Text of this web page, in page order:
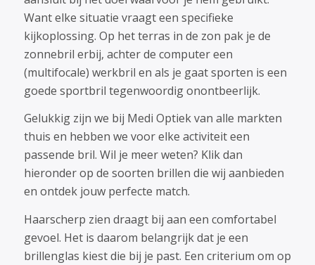
Want elke situatie vraagt een specifieke
kijkoplossing. Op het terras in de zon pak je de
zonnebril erbij, achter de computer een
(multifocale) werkbril en als je gaat sporten is een
goede sportbril tegenwoordig onontbeerlijk.
Gelukkig zijn we bij Medi Optiek van alle markten
thuis en hebben we voor elke activiteit een
passende bril. Wil je meer weten? Klik dan
hieronder op de soorten brillen die wij aanbieden
en ontdek jouw perfecte match.
Haarscherp zien draagt bij aan een comfortabel
gevoel. Het is daarom belangrijk dat je een
brillenglas kiest die bij je past. Een criterium om op